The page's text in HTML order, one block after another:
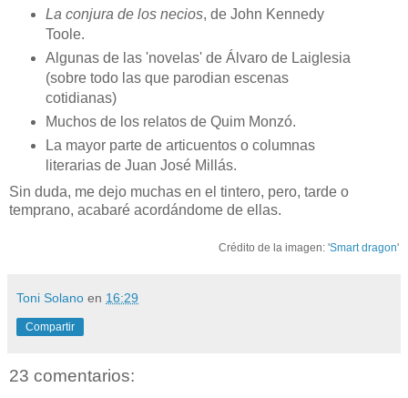
La conjura de los necios, de John Kennedy
Toole.
Algunas de las 'novelas' de Álvaro de Laiglesia
(sobre todo las que parodian escenas
cotidianas)
Muchos de los relatos de Quim Monzó.
La mayor parte de articuentos o columnas
literarias de Juan José Millás.
Sin duda, me dejo muchas en el tintero, pero, tarde o
temprano, acabaré acordándome de ellas.
Crédito de la imagen: 'Smart dragon'
Toni Solano en 16:29
Compartir
23 comentarios: